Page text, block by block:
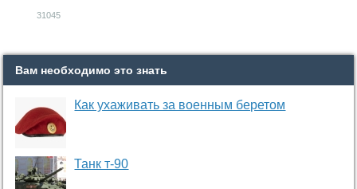
31045
Вам необходимо это знать
Как ухаживать за военным беретом
Танк т-90